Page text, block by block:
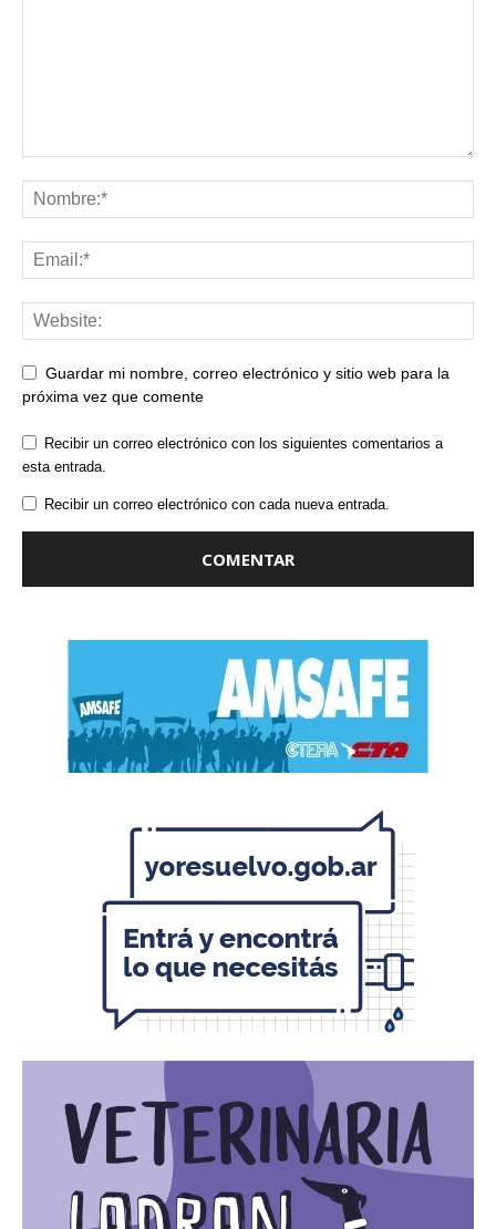
Guardar mi nombre, correo electrónico y sitio web para la
próxima vez que comente
Recibir un correo electrónico con los siguientes comentarios a
esta entrada.
Recibir un correo electrónico con cada nueva entrada.